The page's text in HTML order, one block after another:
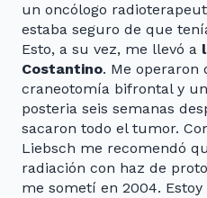
un oncólogo
estaba seguro de que
Esto, a su vez, me llevó a
Costantino. Me operaron
craneotomía bifrontal y
posteria seis semanas
sacaron todo el tumor.
Liebsch me recomendó
radiación con haz de
me sometí en 2004.